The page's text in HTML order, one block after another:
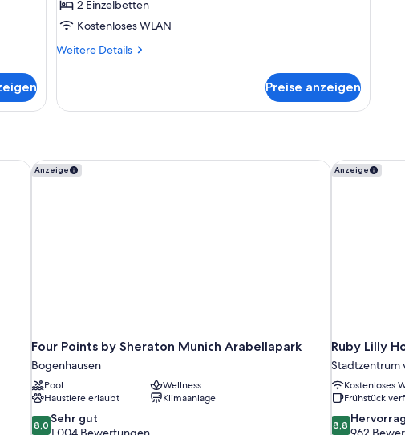
2 Einzelbetten
Kostenloses WLAN
Weitere Details
Weitere
Preise anzeigen
Anzeige
Four Points by Sheraton Munich Arabellapark
Bogenhausen
Pool
Wellness
Haustiere erlaubt
Klimaanlage
8.0
von
8,0 Sehr gut
Four Points by Sheraton Munich Arabellapark Anzeige
Ruby Lilly
Stadtzentrum
Kostenloses
Frühstück
8.8
von
8,8
Ruby Lilly